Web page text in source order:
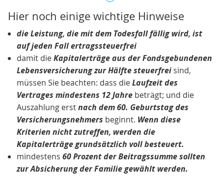
Hier noch einige wichtige Hinweise
die Leistung, die mit dem Todesfall fällig wird, ist
auf jeden Fall ertragssteuerfrei
damit dieKapitalerträge aus der Fondsgebundenen
Lebensversicherung zur Hälfte steuerfreisind,
müssen Sie beachten: dass dieLaufzeit des
Vertrages mindestens 12 Jahrebeträgt; und die
Auszahlung erstnach dem 60. Geburtstag des
Versicherungsnehmers beginnt. Wenn diese
Kriterien nicht zutreffen, werden die
Kapitalerträge grundsätzlich voll besteuert.
mindestens 60 Prozent der Beitragssumme sollten
zur Absicherung der Familie gewählt werden.